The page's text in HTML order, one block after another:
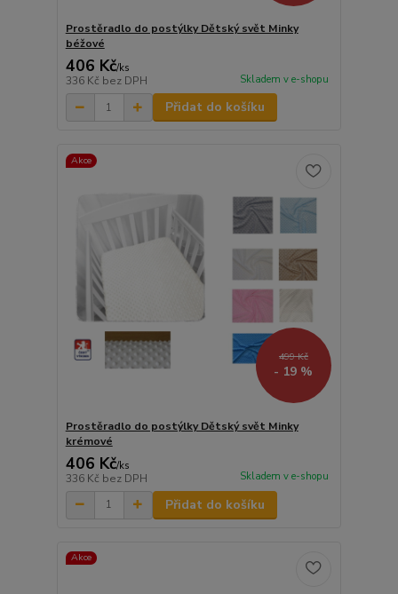
Prostěradlo do postýlky Dětský svět Minky
béžové
406 Kč/ks
336 Kč bez DPH Skladem v e-shopu
Přidat do košíku
Akce
499 Kč
- 19 %
Prostěradlo do postýlky Dětský svět Minky
krémové
406 Kč/ks
336 Kč bez DPH Skladem v e-shopu
Přidat do košíku
Akce